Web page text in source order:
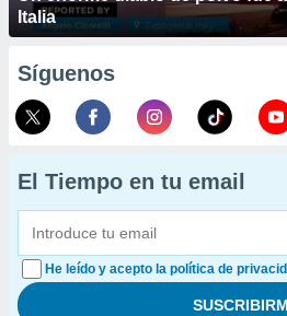
Italia
Síguenos
El Tiempo en tu email
He leído y acepto la política de